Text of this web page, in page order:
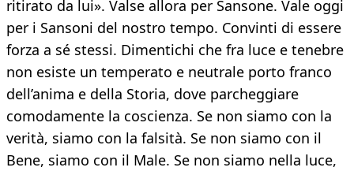
ritirato da lui». Valse allora per Sansone. Vale oggi
per i Sansoni del nostro tempo. Convinti di essere
forza a sé stessi. Dimentichi che fra luce e tenebre
non esiste un temperato e neutrale porto franco
dell’anima e della Storia, dove parcheggiare
comodamente la coscienza. Se non siamo con la
verità, siamo con la falsità. Se non siamo con il
Bene, siamo con il Male. Se non siamo nella luce,